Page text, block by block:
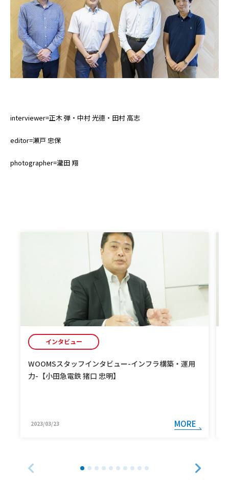
interviewer=正木 弾・中村 光德・田村 高志
editor=瀬戸 忠保
photographer=瀧田 翔
インタビュー
WOOMSスタッフインタビュー-インフラ構築・運用
力-【小田急電鉄 猪口 忠明】
2023/03/23 MORE